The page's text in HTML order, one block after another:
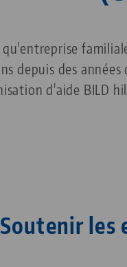
depuis des
d'aide BILD
Soutenir les